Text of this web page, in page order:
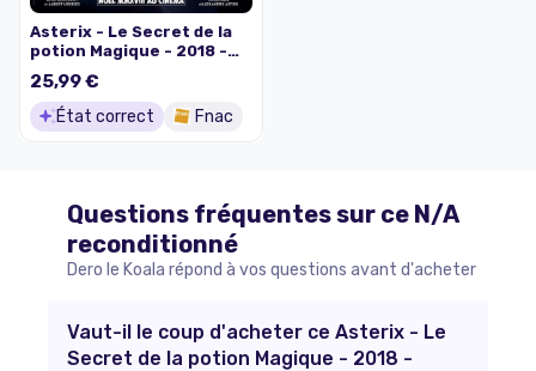
Asterix - Le Secret de la
potion Magique - 2018 -
25,99 €
État correct Fnac
Questions fréquentes sur ce N/A
reconditionné
Dero le Koala répond à vos questions avant d'acheter
Vaut-il le coup d'acheter ce Asterix - Le
Secret de la potion Magique - 2018 -